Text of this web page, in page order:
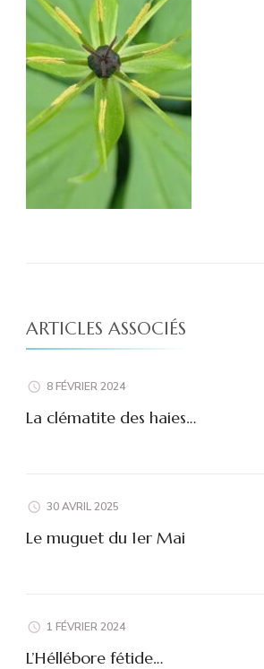
ARTICLES ASSOCIÉS
8 FÉVRIER 2024
La clématite des haies…
30 AVRIL 2025
Le muguet du 1er Mai
1 FÉVRIER 2024
L’Héllébore fétide…